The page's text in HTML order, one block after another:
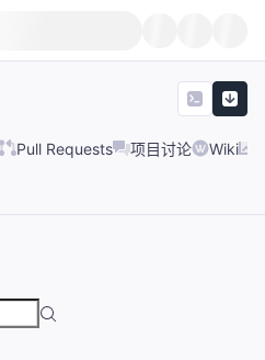
Pull Requests 项目讨论 Wiki